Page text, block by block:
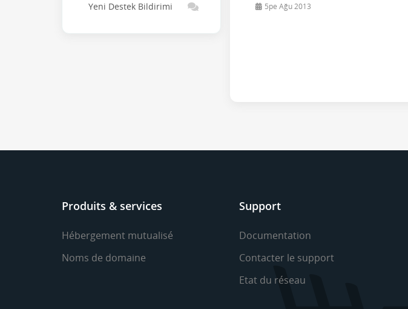
5pe Ağu 2013
Yeni Destek Bildirimi
Produits & services
Hébergement mutualisé
Noms de domaine
Support
Documentation
Contacter le support
Etat du réseau